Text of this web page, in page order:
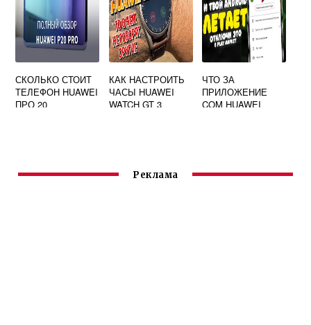
СКОЛЬКО СТОИТ
ТЕЛЕФОН HUAWEI
ПРО 20
КАК НАСТРОИТЬ
ЧАСЫ HUAWEI
WATCH GT 3
ЧТО ЗА
ПРИЛОЖЕНИЕ
COM HUAWEI
Реклама